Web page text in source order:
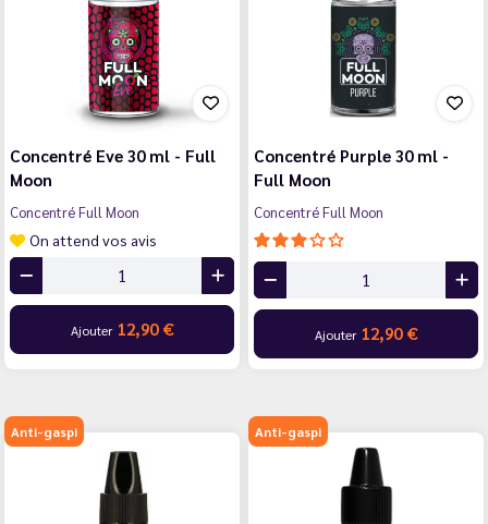
Concentré Eve 30 ml - Full
Moon
Concentré Full Moon
On attend vos avis
Ajouter 12,90 €
Concentré Purple 30 ml -
Full Moon
Concentré Full Moon
Ajouter 12,90 €
Anti-gaspi Anti-gaspi